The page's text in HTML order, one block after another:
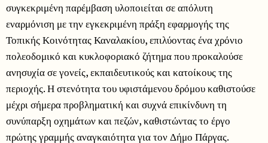
συγκεκριμένη παρέμβαση υλοποιείται σε απόλυτη
εναρμόνιση με την εγκεκριμένη πράξη εφαρμογής της
Τοπικής Κοινότητας Καναλακίου, επιλύοντας ένα χρόνιο
πολεοδομικό και κυκλοφοριακό ζήτημα που προκαλούσε
ανησυχία σε γονείς, εκπαιδευτικούς και κατοίκους της
περιοχής. Η στενότητα του υφιστάμενου δρόμου καθιστούσε
μέχρι σήμερα προβληματική και συχνά επικίνδυνη τη
συνύπαρξη οχημάτων και πεζών, καθιστώντας το έργο
πρώτης γραμμής αναγκαιότητα για τον Δήμο Πάργας.